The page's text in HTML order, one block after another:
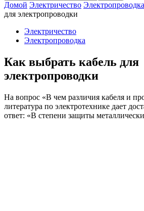
Домой Электричество Электропроводка
для электропроводки
Электричество
Электропроводка
Как выбрать кабель для
электропроводки
На вопрос «В чем различия кабеля и
литература по электротехнике дает
ответ: «В степени защиты